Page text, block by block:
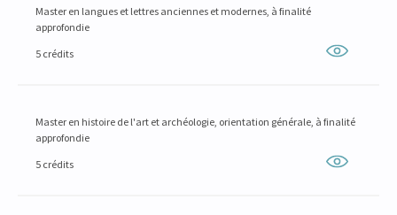
Master en langues et lettres anciennes et modernes, à finalité
approfondie
5 crédits
Master en histoire de l'art et archéologie, orientation générale, à finalité
approfondie
5 crédits